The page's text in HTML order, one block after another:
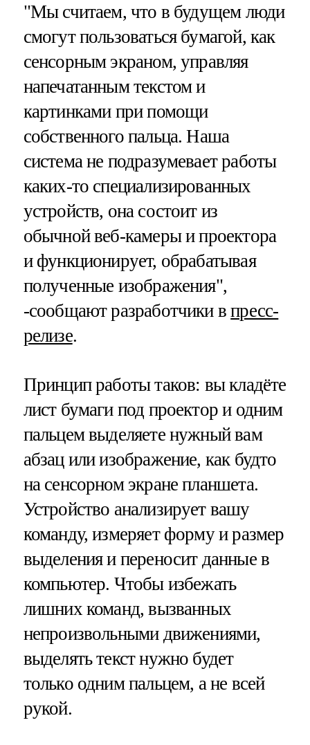
"Мы считаем, что в будущем люди
смогут пользоваться бумагой, как
сенсорным экраном, управляя
напечатанным текстом и
картинками при помощи
собственного пальца. Наша
система не подразумевает работы
каких-то специализированных
устройств, она состоит из
обычной веб-камеры и проектора
и функционирует, обрабатывая
полученные изображения",
-сообщают разработчики впресс-
релизе.
Принцип работы таков: вы кладёте
лист бумаги под проектор и одним
пальцем выделяете нужный вам
абзац или изображение, как будто
на сенсорном экране планшета.
Устройство анализирует вашу
команду, измеряет форму и размер
выделения и переносит данные в
компьютер. Чтобы избежать
лишних команд, вызванных
непроизвольными движениями,
выделять текст нужно будет
только одним пальцем, а не всей
рукой.